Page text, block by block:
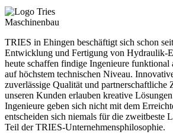
Maschinenbau
TRIES in Ehingen beschäftigt sich schon
Entwicklung und Fertigung von Hydraulik-
heute schaffen findige Ingenieure funktional
auf höchstem technischen Niveau.
zuverlässige Qualität und partnerschaftliche
unseren Kunden erlauben kreative
Ingenieure geben sich nicht mit dem
entscheiden sich niemals für die zweitbeste
Teil der TRIES-Unternehmensphilosophie.